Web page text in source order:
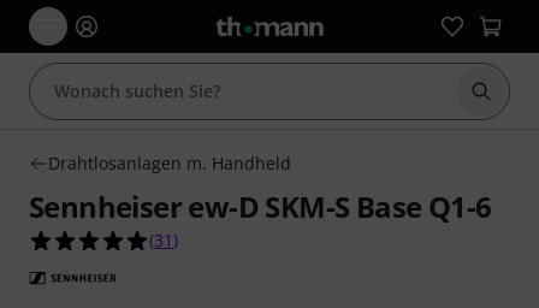
Suche
Drahtlosanlagen m. Handheld
Sennheiser ew-D SKM-S Base Q1-6
5.0 von 5 Sternen aus 31 Kundenbewertungen
(31 )